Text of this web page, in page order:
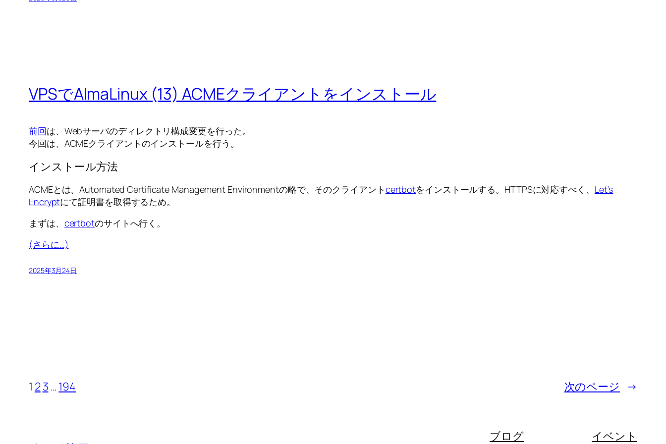
VPSでAlmaLinux (13) ACMEクライアントをインストール
前回は、Webサーバのディレクトリ構成変更を行った。
今回は、ACMEクライアントのインストールを行う。
インストール方法
ACMEとは、Automated Certificate Management Environmentの略で、そのクライアントcertbotをインストールする。HTTPSに対応すべく、 Let’s
Encryptにて証明書を取得するため。
まずは、 certbotのサイトへ行く。
(さらに…)
2025年3月24日
1 23… 194 次のページ →
ブログ
イベント